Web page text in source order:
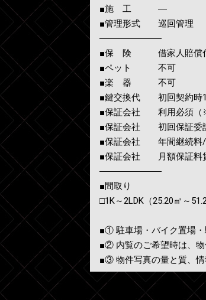
■施 工 ―
■管理形式 巡回管理
―――――――
■保 険 借家人賠償付
■ペット 不可
■楽 器 不可
■鍵交換代 初回契約時
■保証会社 利用必須（※
■保証会社 初回保証委
■保証会社 年間継続料/
■保証会社 月額保証料
―――――――
■間取り
□1K～2LDK（25.20㎡～
■① 駐車場・バイク置場・
■② 内覧のご希望時は、物
■③ 物件写真の量と質、情